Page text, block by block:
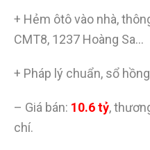
+ Hẻm ôtô vào nhà,
CMT8, 1237 Hoàng Sa…
+ Pháp lý chuẩn, sổ
– Giá bán: 10.6 tỷ,
chí.